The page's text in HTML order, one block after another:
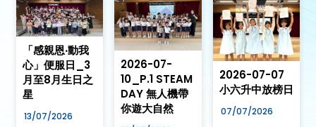
「感親恩‧動我
心」便服日_3
月至8月生日之
星
13/07/2026
2026-07-
10_P.1 STEAM
DAY 無人機帶
你遊大自然
2026-07-07
小六升中放榜日
07/07/2026